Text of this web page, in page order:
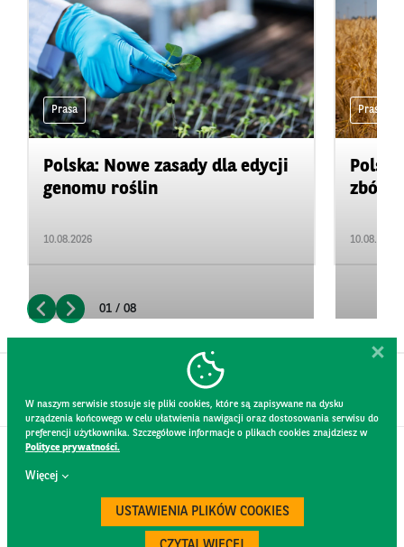
Prasa
Polska: Nowe zasady dla edycji
genomu roślin
10.08.2026
Prasa
zbóż
10.08.2026
01 / 08
W naszym serwisie stosuje się pliki cookies, które są zapisywane na dysku
urządzenia końcowego w celu ułatwienia nawigacji oraz dostosowania serwisu do
preferencji użytkownika. Szczegółowe informacje o plikach cookies znajdziesz w
Polityce prywatności.
Więcej
USTAWIENIA PLIKÓW COOKIES
REGULAMIN STRONY
POLITYKA PRYWATNOŚCI